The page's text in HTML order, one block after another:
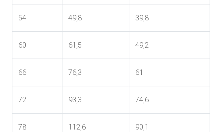
54 49,8 39,8
60 61,5 49,2
66 76,3 61
72 93,3 74,6
78 112,6 90,1